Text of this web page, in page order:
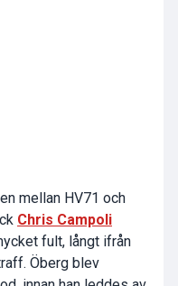
mellan HV71 och
Chris Campoli
fult, långt ifrån
Öberg blev